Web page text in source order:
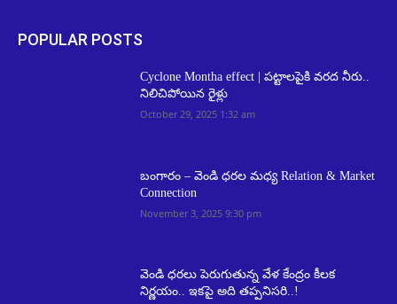
POPULAR POSTS
Cyclone Montha effect | ప‌ట్టాల‌పైకి వ‌ర‌ద నీరు..
నిలిచిపోయిన రైళ్లు
October 29, 2025 1:32 am
బంగారం – వెండి ధరల మధ్య Relation & Market
Connection
November 3, 2025 9:30 pm
వెండి ధరలు పెరుగుతున్న వేళ కేంద్రం కీలక
నిర్ణయం.. ఇకపై అది తప్పనిసరి..!